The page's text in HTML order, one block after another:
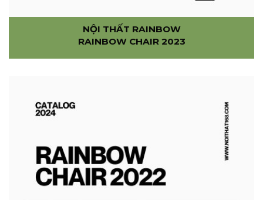
NỘI THẤT RAINBOW
RAINBOW CHAIR 2023